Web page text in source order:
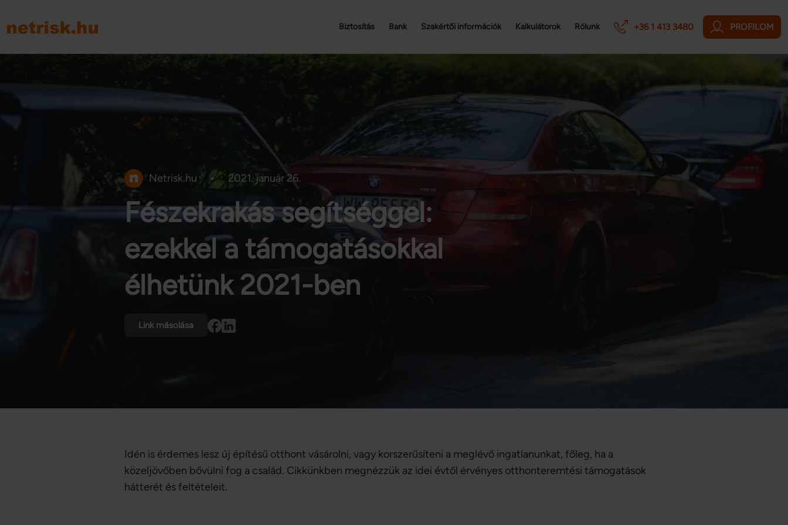
Biztosítás Bank Szakértői információk Kalkulátorok Rólunk +36 1 413 3480 PROFILOM
Netrisk.hu • 2021. január 26.
Fészekrakás segítséggel:
ezekkel a támogatásokkal
élhetünk 2021-ben
Link másolása
Idén is érdemes lesz új építésű otthont vásárolni, vagy korszerűsíteni a meglévő ingatlanunkat, főleg, ha a
közeljövőben bővülni fog a család. Cikkünkben megnézzük az idei évtől érvényes otthonteremtési támogatások
hátterét és feltételeit.